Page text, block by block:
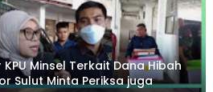
Minsel Terkait Dana Hibah
Sulut Minta Periksa juga